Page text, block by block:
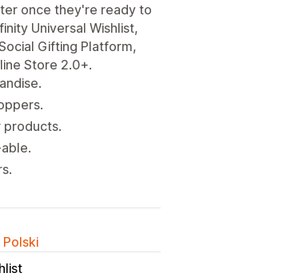
once they're ready to
Universal Wishlist,
Gifting Platform,
Store 2.0+.
products.
Polski